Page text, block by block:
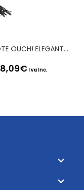
CHICOTE OUCH! ELEGANT FLOGGER
8,09€ Iva Inc.